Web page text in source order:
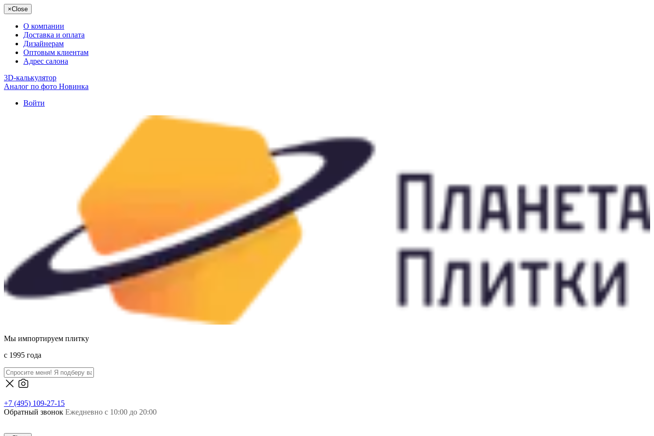
×Close
О компании
Доставка и оплата
Дизайнерам
Оптовым клиентам
Адрес салона
3D-калькулятор
Аналог по фото Новинка
Войти
Мы импортируем плитку
c 1995 года
+7 (495) 109-27-15
Обратный звонок Ежедневно с 10:00 до 20:00